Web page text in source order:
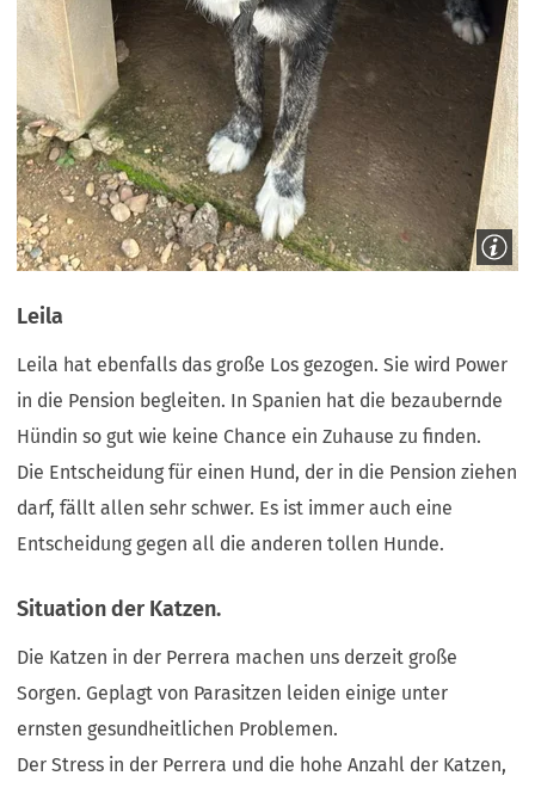
Leila
Leila hat ebenfalls das große Los gezogen. Sie wird Power
in die Pension begleiten. In Spanien hat die bezaubernde
Hündin so gut wie keine Chance ein Zuhause zu finden.
Die Entscheidung für einen Hund, der in die Pension ziehen
darf, fällt allen sehr schwer. Es ist immer auch eine
Entscheidung gegen all die anderen tollen Hunde.
Situation der Katzen.
Die Katzen in der Perrera machen uns derzeit große
Sorgen. Geplagt von Parasitzen leiden einige unter
ernsten gesundheitlichen Problemen.
Der Stress in der Perrera und die hohe Anzahl der Katzen,